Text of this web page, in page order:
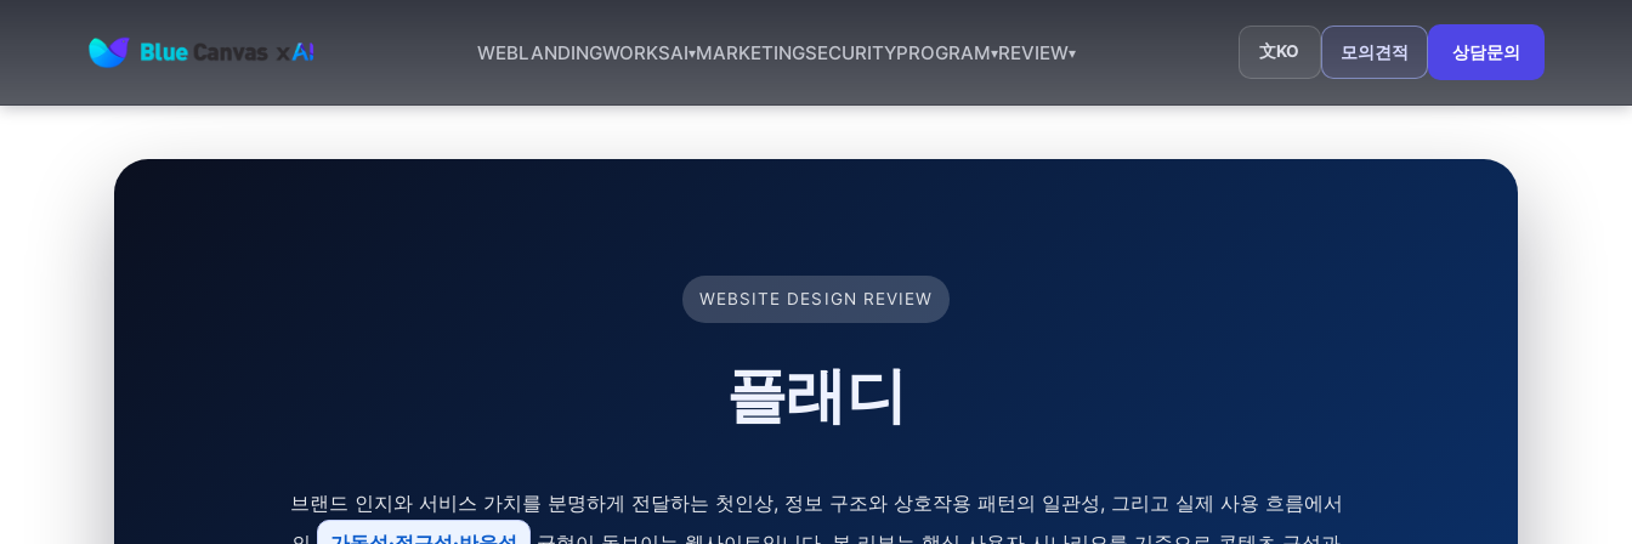
BLUECANVAS
WEBLANDINGWORKSAI▾MARKETINGSECURITYPROGRAM▾REVIEW▾ 文KO 모의견적 상담문의
WEBSITE DESIGN REVIEW
플래디
브랜드 인지와 서비스 가치를 분명하게 전달하는 첫인상, 정보 구조와 상호작용 패턴의 일관성, 그리고 실제 사용 흐름에서